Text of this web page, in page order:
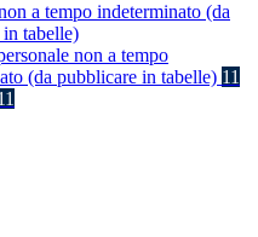
a tempo indeterminato (da
tabelle)
non a tempo
(da pubblicare in tabelle) 11